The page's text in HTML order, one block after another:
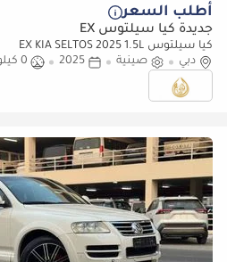
أطلب السعر
جديدة كيا سيلتوس EX
كيا سيلتوس EX KIA SELTOS 2025 1.5L
دبي
صينية 2025
0 كيلومتر